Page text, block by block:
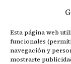
Esta página web
funcionales
navegación y
mostrarte